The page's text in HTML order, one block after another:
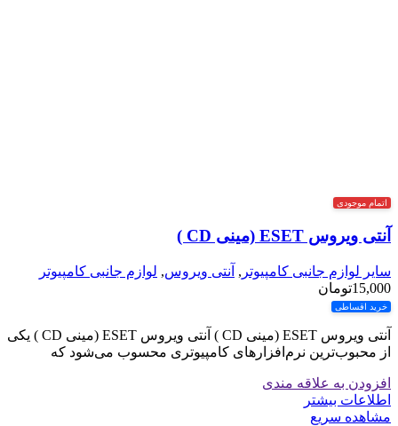
اتمام موجودی
آنتی ویروس ESET (مینی CD )
سایر لوازم جانبی کامپیوتر , آنتی ویروس, لوازم جانبی کامپیوتر
15,000تومان
خرید اقساطی
آنتی ویروس ESET (مینی CD ) آنتی ویروس ESET (مینی CD ) یکی
از محبوب‌ترین نرم‌افزارهای کامپیوتری محسوب می‌شود که
افزودن به علاقه مندی
اطلاعات بیشتر
مشاهده سریع